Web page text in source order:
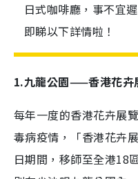
日式咖啡廳，事不宜
即睇以下詳情啦！
1.九龍公園——香港花卉
每年一度的香港花卉展
毒病疫情，「香港花卉
日期間，移師至全港18